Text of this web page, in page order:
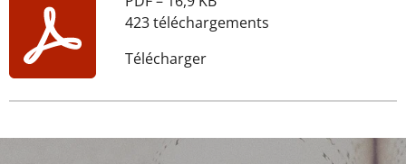
423 téléchargements
Télécharger